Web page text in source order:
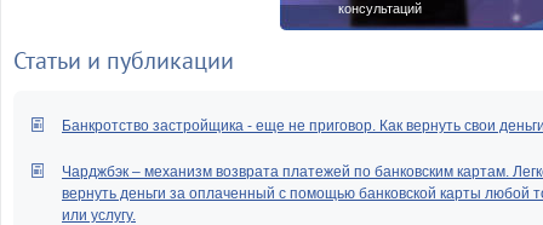
консультаций
Статьи и публикации
Банкротство застройщика - еще не приговор. Как вернуть свои
Чарджбэк – механизм возврата платежей по банковским картам.
вернуть деньги за оплаченный с помощью банковской карты любой
или услугу.